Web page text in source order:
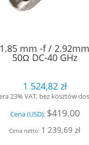
mm -f /
50Ω DC-40 GHz
1 524,82 zł
23% VAT, bez kosztów
Cena (USD): $419.00
Cena netto: 1 239,69 zł